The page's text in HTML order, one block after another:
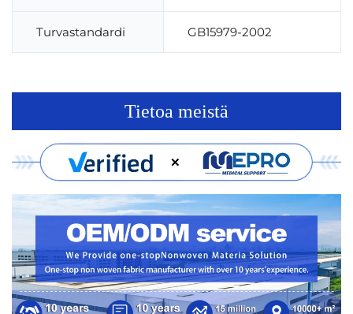
Turvastandardi GB15979-2002
Tietoa meistä